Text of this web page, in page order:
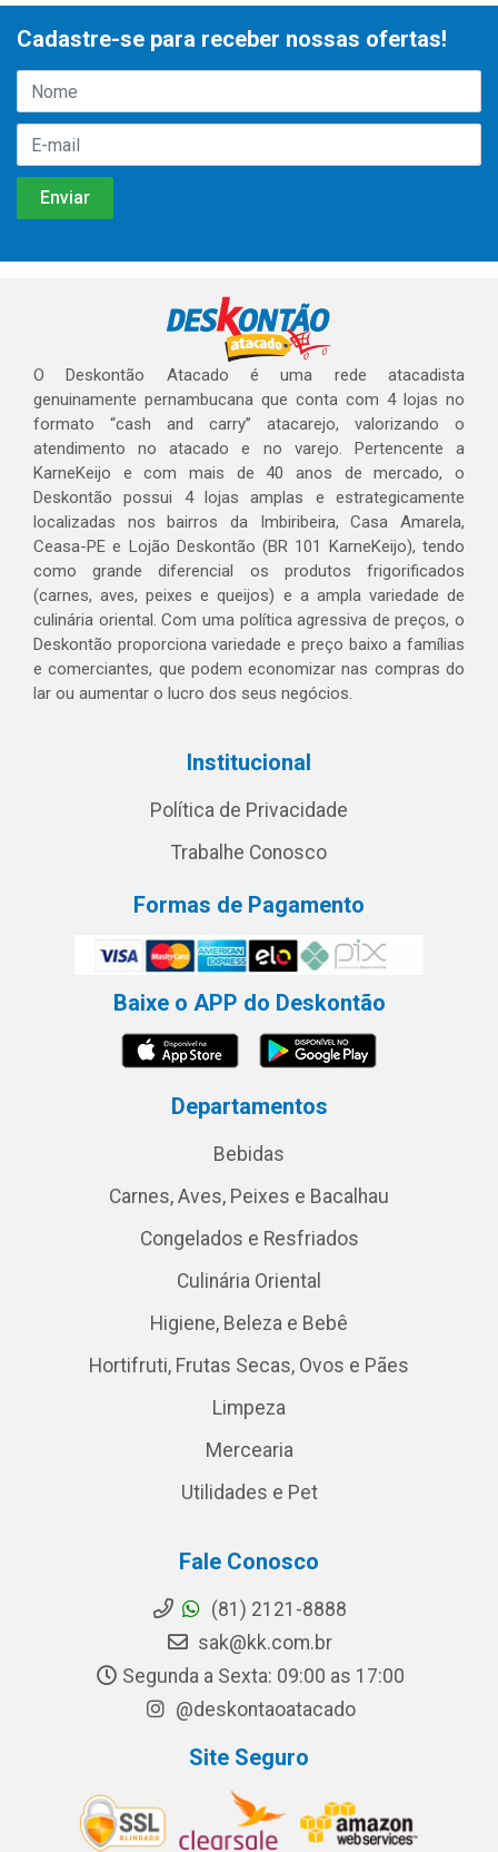
Cadastre-se para receber nossas ofertas!
O Deskontão Atacado é uma rede atacadista
genuinamente pernambucana que conta com 4 lojas no
formato “cash and carry” atacarejo, valorizando o
atendimento no atacado e no varejo. Pertencente a
KarneKeijo e com mais de 40 anos de mercado, o
Deskontão possui 4 lojas amplas e estrategicamente
localizadas nos bairros da Imbiribeira, Casa Amarela,
Ceasa-PE e Lojão Deskontão (BR 101 KarneKeijo), tendo
como grande diferencial os produtos frigorificados
(carnes, aves, peixes e queijos) e a ampla variedade de
culinária oriental. Com uma política agressiva de preços, o
Deskontão proporciona variedade e preço baixo a famílias
e comerciantes, que podem economizar nas compras do
lar ou aumentar o lucro dos seus negócios.
Institucional
Política de Privacidade
Trabalhe Conosco
Formas de Pagamento
Baixe o APP do Deskontão
Departamentos
Bebidas
Carnes, Aves, Peixes e Bacalhau
Congelados e Resfriados
Culinária Oriental
Higiene, Beleza e Bebê
Hortifruti, Frutas Secas, Ovos e Pães
Limpeza
Mercearia
Utilidades e Pet
Fale Conosco
(81) 2121-8888
sak@kk.com.br
Segunda a Sexta: 09:00 as 17:00
@deskontaoatacado
Site Seguro